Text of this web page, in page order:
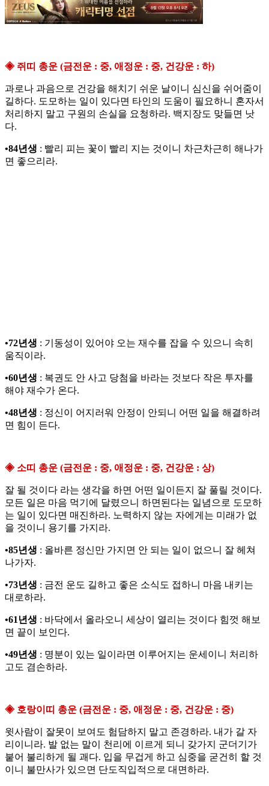
◈ 쥐띠 총운 (금전운 : 중, 애정운 : 중, 건강운 : 하)
과로나 과음으로 건강을 해치기 쉬운 날이니 심신을 쉬어줌이
길하다. 도모하는 일이 있다면 타인의 도움이 필요하니 혼자서
처리하지 말고 구원의 손실을 요청하라. 백지장도 맞들면 낫
다.
•84년생 : 빨리 피는 꽃이 빨리 지는 것이니 차근차근히 해나가
면 좋으리라.
•72년생 : 기동성이 있어야 오는 재수를 잡을 수 있으니 속히
움직이라.
•60년생 : 복권도 안 사고 당첨을 바라는 것보다 작은 투자를
해야 재수가 온다.
•48년생 : 정신이 어지러워 안정이 안되니 어떤 일을 해결하려
면 힘이 든다.
◈ 소띠 총운 (금전운 : 중, 애정운 : 중, 건강운 : 상)
잘 될 것이다 라는 생각을 하면 어떤 일이든지 잘 풀릴 것이다.
모든 일은 마음 먹기에 달렸으니 하면된다는 일념으로 도모하
는 일이 있다면 매진하라. 노력하지 않는 자에게는 미래가 없
을 것이니 용기를 가지라.
•85년생 : 올바른 정신만 가지면 안 되는 일이 없으니 잘 헤쳐
나가자.
•73년생 : 금전 운도 길하고 좋은 소식도 접하니 마음 내키는
대로하라.
•61년생 : 바닥에서 올라오니 세상이 열리는 것이다 힘껏 해보
면 끝이 보인다.
•49년생 : 명분이 있는 일이라면 이루어지는 운세이니 처리하
고도 겸손하라.
◈ 호랑이띠 총운 (금전운 : 중, 애정운 : 중, 건강운 : 중)
윗사람이 잘못이 보여도 험담하지 말고 존경하라. 내가 갈 자
리이니라. 발 없는 말이 천리에 이르게 되니 갖가지 군더기가
붙어 불리하게 될 괘다. 입을 무겁게 하고 심중을 굳건히 할 것
이니 불만사가 있으면 단도직입적으로 대면하라.